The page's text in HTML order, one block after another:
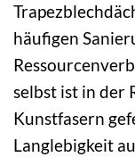
häufigen
selbst ist in der
Kunstfasern
Langlebigkeit